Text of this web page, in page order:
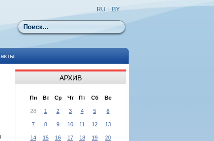
Поиск
RU BY
АРХИВ
Пн Вт Ср Чт Пт Сб Вс
28 1 2 3 4 5 6
7 8 9 10 11 12 13
14 15 16 17 18 19 20